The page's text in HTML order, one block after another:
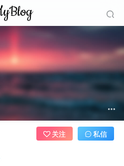
关注 私信